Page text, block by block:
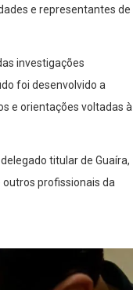
e representantes de
investigações
foi desenvolvido a
e orientações voltadas à
titular de Guaíra,
outros profissionais da